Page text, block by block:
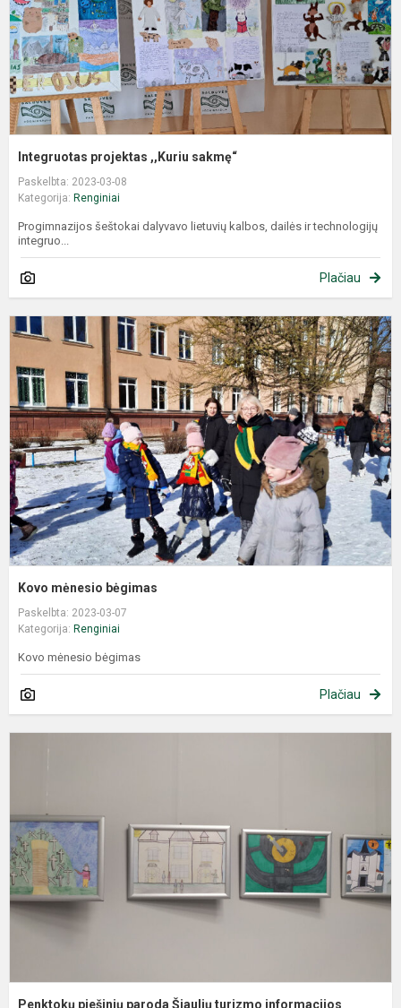
Integruotas projektas ,,Kuriu sakmę“
Paskelbta: 2023-03-08
Kategorija: Renginiai
Progimnazijos šeštokai dalyvavo lietuvių kalbos, dailės ir technologijų
integruo...
Plačiau
Kovo mėnesio bėgimas
Paskelbta: 2023-03-07
Kategorija: Renginiai
Kovo mėnesio bėgimas
Plačiau
Penktokų piešinių paroda Šiaulių turizmo informacijos